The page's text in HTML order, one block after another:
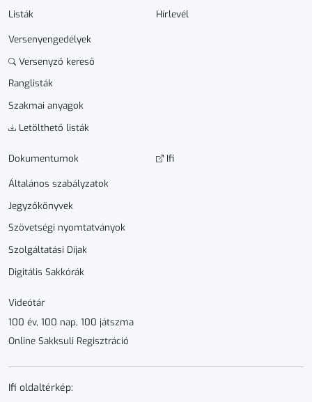
Listák
Versenyengedélyek
Versenyző kereső
Ranglisták
Szakmai anyagok
Letölthető listák
Hírlevél
Dokumen­­tumok
Általános szabályzatok
Jegyzőkönyvek
Szövetségi nyomtatványok
Szolgáltatási Díjak
Digitális Sakkórák
Ifi
Videótár
100 év, 100 nap, 100 játszma
Online Sakksuli Regisztráció
Ifi oldaltérkép: